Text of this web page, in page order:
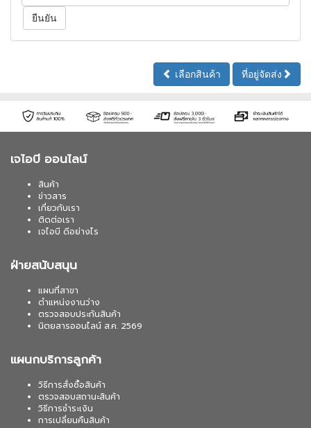
เลือกสินค้า ที่อยู่จัดส่ง
เจไอบี ออนไลน์
สินค้า
ข่าวสาร
เกี่ยวกับเรา
ติดต่อเรา
เจไอบี ดีอย่างไร
ฝ่ายสนับสนุน
แผนที่สาขา
ตำแหน่งงานว่าง
ตรวจสอบประกันสินค้า
นิตยสารออนไลน์ ส.ค. 2569
แผนกบริการลูกค้า
วิธีการสั่งซื้อสินค้า
ตรวจสอบสถานะสินค้า
วิธีการชำระเงิน
การเปลี่ยนคืนสินค้า